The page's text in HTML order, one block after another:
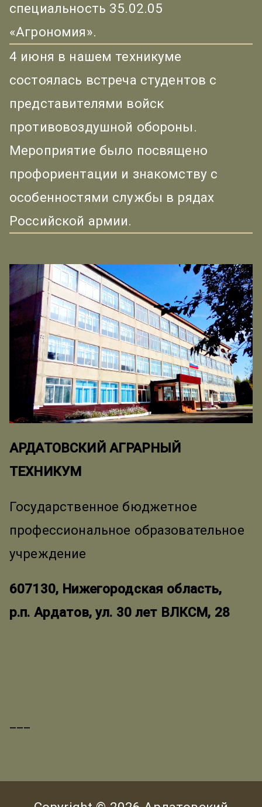
специальность 35.02.05
«Агрономия».
4 июня в нашем техникуме
состоялась встреча студентов с
представителями войск
противовоздушной обороны.
Мероприятие было посвящено
профориентации и знакомству с
особенностями службы в рядах
Российской армии.
АРДАТОВСКИЙ АГРАРНЫЙ
ТЕХНИКУМ
Государственное бюджетное
профессиональное образовательное
учреждение
607130, Нижегородская область,
р.п. Ардатов, ул. 30 лет ВЛКСМ, 28